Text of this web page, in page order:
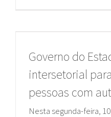
Governo do
intersetorial
pessoas com
Nesta segunda-feira,